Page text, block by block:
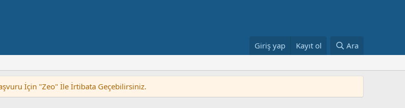
Giriş yap Kayıt ol Ara
İçin "Zeo" İle İrtibata Geçebilirsiniz.